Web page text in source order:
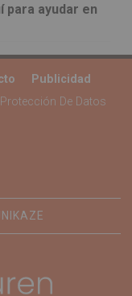
para ayudar en
Publicidad
Protección De Datos